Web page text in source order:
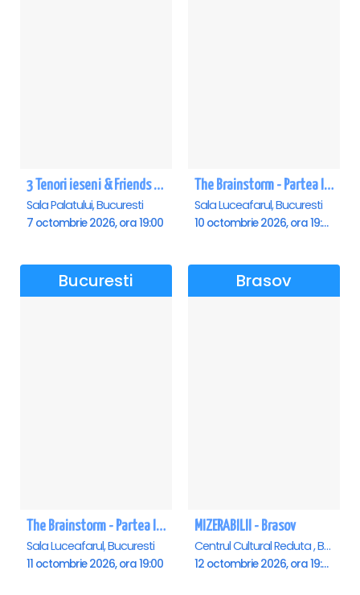
3 Tenori ieseni & Friends - Sala Palatului
Sala Palatului, Bucuresti
7 octombrie 2026, ora 19:00
The Brainstorm - Partea I - Sala Luceafarul
Sala Luceafarul, Bucuresti
10 octombrie 2026, ora 19:00
Bucuresti
The Brainstorm - Partea II - Sala Luceafarul
Sala Luceafarul, Bucuresti
11 octombrie 2026, ora 19:00
Brasov
MIZERABILII - Brasov
Centrul Cultural Reduta , Brasov
12 octombrie 2026, ora 19:00